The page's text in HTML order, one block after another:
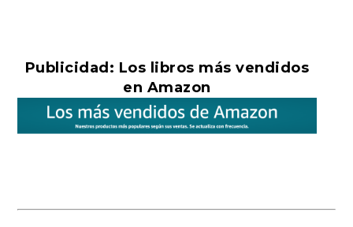
Publicidad: Los libros más vendidos
en Amazon